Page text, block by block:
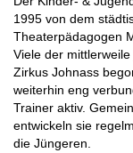
1995 von dem
Theaterpädagogen
Viele der
Zirkus Johnass
weiterhin eng
Trainer aktiv.
entwickeln sie
die Jüngeren.